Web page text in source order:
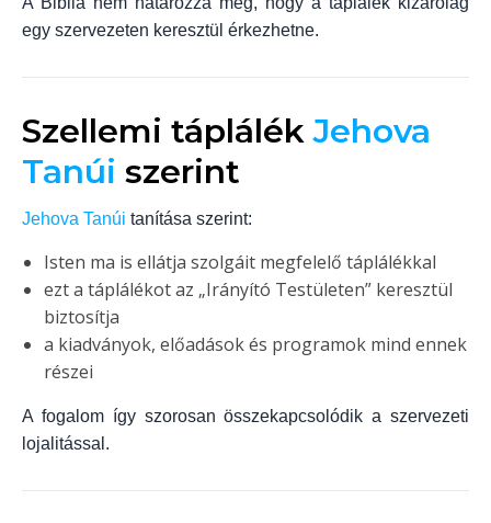
egy szervezeten keresztül érkezhetne.
Szellemi táplálékJehova
Tanúi szerint
Jehova Tanúi tanítása szerint:
Isten ma is ellátja szolgáit megfelelő táplálékkal
ezt a táplálékot az „Irányító Testületen” keresztül
biztosítja
a kiadványok, előadások és programok mind ennek
részei
A fogalom így szorosan összekapcsolódik a szervezeti
lojalitással.